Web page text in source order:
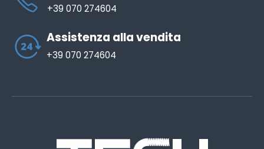
+39 070 274604
Assistenza alla vendita
+39 070 274604